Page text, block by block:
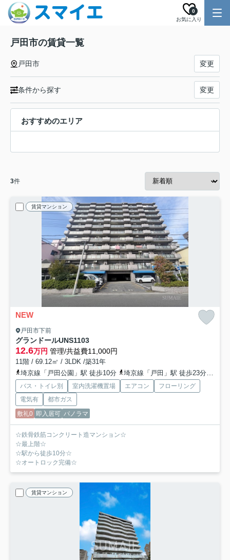
お気に入り
0
戸田市の賃貸一覧
戸田市 変更
条件から探す 変更
おすすめのエリア
3件
賃貸マンション
NEW
戸田市下前
グランドールUNS1103
12.6万円 管理/共益費11,000円
11階 / 69.12㎡ / 3LDK /築31年
埼京線「戸田公園」駅 徒歩10分
埼京線「戸田」駅 徒歩23分
バス・トイレ別 室内洗濯機置場 エアコン
フローリング
電気有
都市ガス
敷礼0 即入居可 パノラマ
☆鉄骨鉄筋コンクリート造マンション☆
☆最上階☆
☆駅から徒歩10分☆
☆オートロック完備☆
賃貸マンション